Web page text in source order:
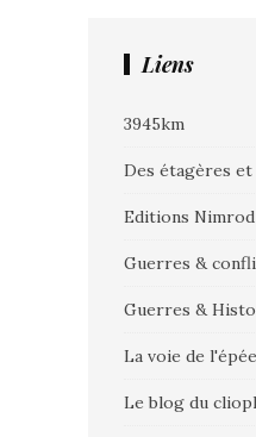
Liens
3945km
Des étagères
Editions Nimrod
Guerres &
Guerres &
La voie de l'épée
Le blog du